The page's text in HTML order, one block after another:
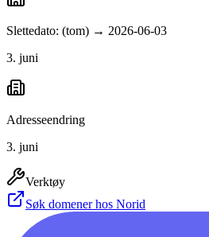
Slettedato: (tom) → 2026-06-03
3. juni
Adresseendring
3. juni
Verktøy
Søk domener hos Norid